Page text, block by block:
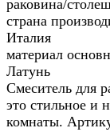
раковина/
страна
Италия
материал
Латунь
Смеситель для
это стильное и
комнаты.